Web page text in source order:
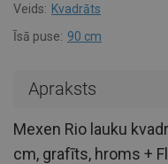
Veids: Kvadrāts
Īsā puse: 90 cm
Apraksts
Mexen Rio lauku
cm, grafīts, hroms +